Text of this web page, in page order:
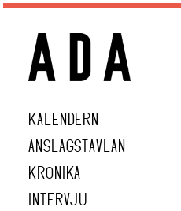
KALENDERN
ANSLAGSTAVLAN
KRÖNIKA
INTERVJU